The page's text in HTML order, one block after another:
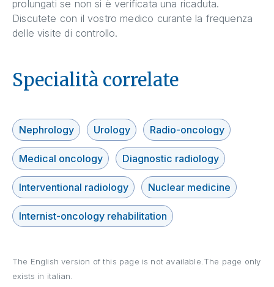
prolungati se non si è verificata una ricaduta.
Discutete con il vostro medico curante la frequenza
delle visite di controllo.
Specialità correlate
Nephrology Urology Radio-oncology
Medical oncology Diagnostic radiology
Interventional radiology Nuclear medicine
Internist-oncology rehabilitation
The English version of this page is not available.The page only
exists in italian.